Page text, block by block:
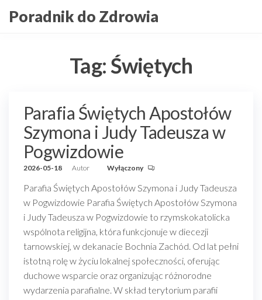
doPoradnik do Zdrowia
Tag:Świętych
Parafia Świętych Apostołów
Szymona i Judy Tadeusza w
Pogwizdowie
2026-05-18 Autor Wyłączony
Parafia Świętych Apostołów Szymona i Judy Tadeusza
w Pogwizdowie Parafia Świętych Apostołów Szymona
i Judy Tadeusza w Pogwizdowie to rzymskokatolicka
wspólnota religijna, która funkcjonuje w diecezji
tarnowskiej, w dekanacie Bochnia Zachód. Od lat pełni
istotną rolę w życiu lokalnej społeczności, oferując
duchowe wsparcie oraz organizując różnorodne
wydarzenia parafialne. W skład terytorium parafii